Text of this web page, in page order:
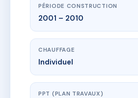
PÉRIODE CONSTRUCTION
2001 – 2010
CHAUFFAGE
Individuel
PPT (PLAN TRAVAUX)